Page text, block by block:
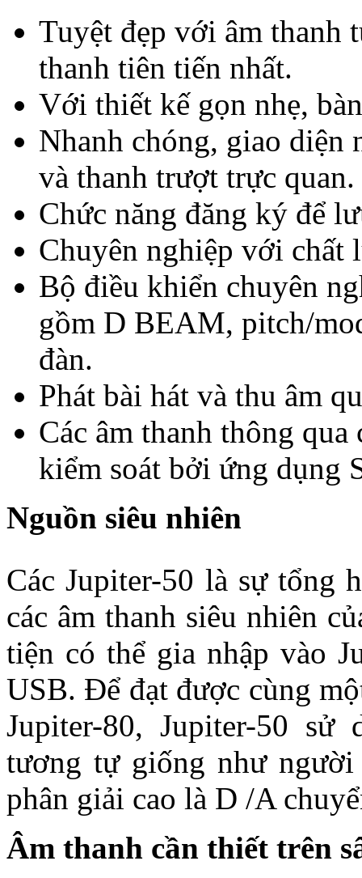
Tuyệt đẹp với âm thanh
thanh tiên tiến nhất.
Với thiết kế gọn nhẹ,
Nhanh chóng, giao diện
và thanh trượt trực quan.
Chức năng đăng ký để
Chuyên nghiệp với chất
Bộ điều khiển chuyên
gồm D BEAM, pitch/
đàn.
Phát bài hát và thu âm
Các âm thanh thông
kiểm soát bởi ứng dụng
Nguồn siêu nhiên
Các Jupiter-50 là sự tổng
các âm thanh siêu nhiên
tiện có thể gia nhập vào
USB. Để đạt được cùng
Jupiter-80, Jupiter-50 sử
tương tự giống như
phân giải cao là D /A
Âm thanh cần thiết trên